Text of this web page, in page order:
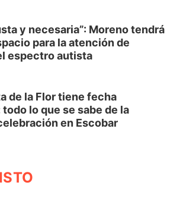
y necesaria”: Moreno tendrá
para la atención de
espectro autista
de la Flor tiene fecha
lo que se sabe de la
en Escobar